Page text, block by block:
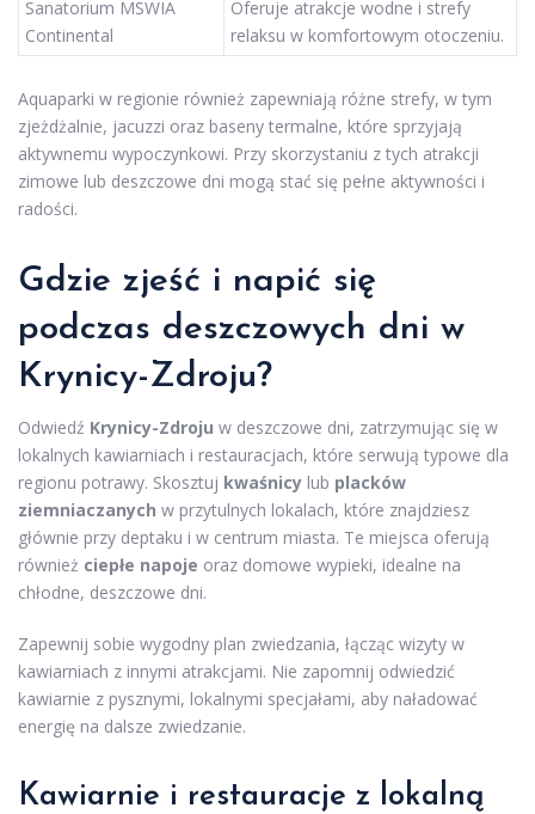
Sanatorium MSWIA
Continental
Oferuje atrakcje wodne i strefy
relaksu w komfortowym otoczeniu.
Aquaparki w regionie również zapewniają różne strefy, w tym
zjeżdżalnie, jacuzzi oraz baseny termalne, które sprzyjają
aktywnemu wypoczynkowi. Przy skorzystaniu z tych atrakcji
zimowe lub deszczowe dni mogą stać się pełne aktywności i
radości.
Gdzie zjeść i napić się
podczas deszczowych dni w
Krynicy-Zdroju?
Odwiedź Krynicy-Zdroju w deszczowe dni, zatrzymując się w
lokalnych kawiarniach i restauracjach, które serwują typowe dla
regionu potrawy. Skosztuj kwaśnicy lub placków
ziemniaczanych w przytulnych lokalach, które znajdziesz
głównie przy deptaku i w centrum miasta. Te miejsca oferują
również ciepłe napoje oraz domowe wypieki, idealne na
chłodne, deszczowe dni.
Zapewnij sobie wygodny plan zwiedzania, łącząc wizyty w
kawiarniach z innymi atrakcjami. Nie zapomnij odwiedzić
kawiarnie z pysznymi, lokalnymi specjałami, aby naładować
energię na dalsze zwiedzanie.
Kawiarnie i restauracje z lokalną